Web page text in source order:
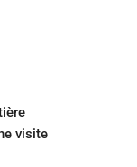
visite